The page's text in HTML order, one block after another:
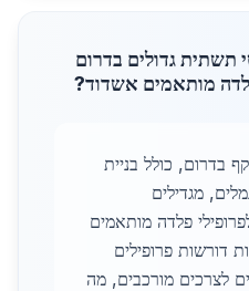
תשתית גדולים בדרום
מותאמים אשדוד?
בדרום, כולל בניית
מגדילים
פלדה מותאמים
דורשות פרופילים
לצרכים מורכבים, מה